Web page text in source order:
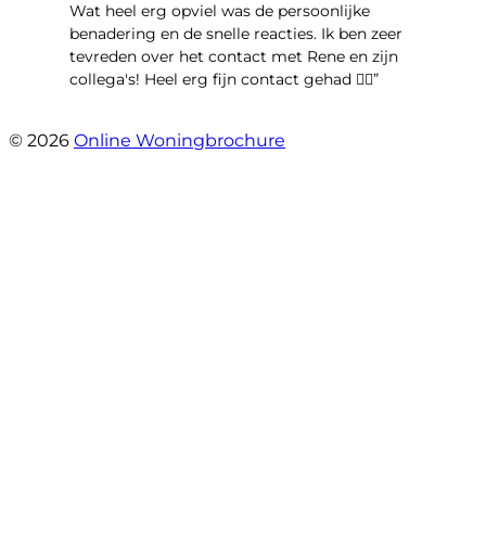
Wat heel erg opviel was de persoonlijke
benadering en de snelle reacties. Ik ben zeer
tevreden over het contact met Rene en zijn
collega's! Heel erg fijn contact gehad 👍🏻”
© 2026 Online Woningbrochure